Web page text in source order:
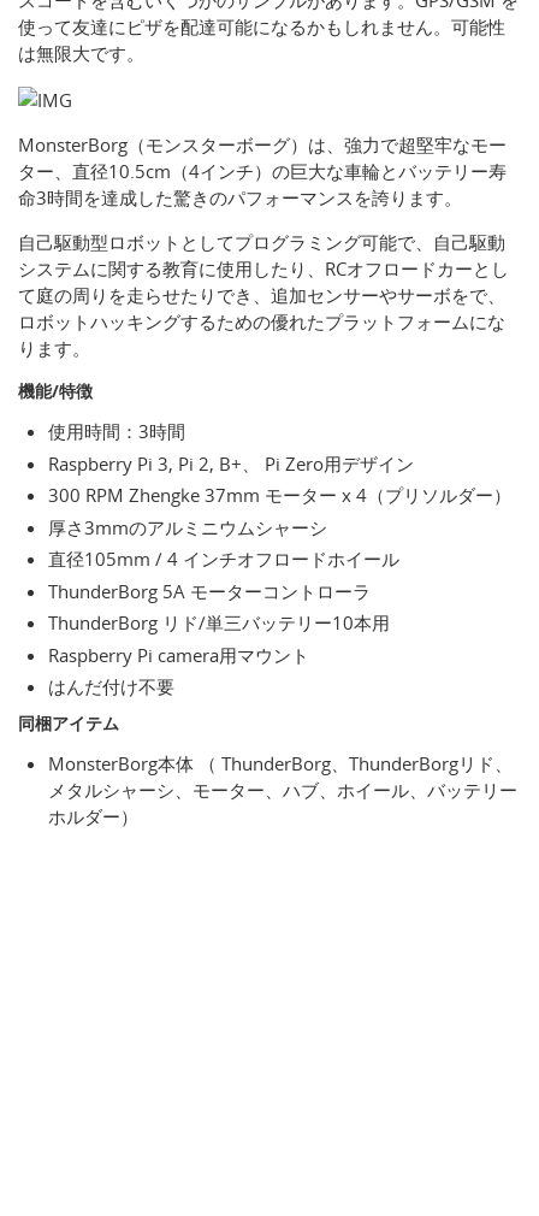
使って友達にピザを配達可能になるかもしれません。可能性
は無限大です。
MonsterBorg（モンスターボーグ）は、強力で超堅牢なモー
ター、直径10.5cm（4インチ）の巨大な車輪とバッテリー寿
命3時間を達成した驚きのパフォーマンスを誇ります。
自己駆動型ロボットとしてプログラミング可能で、自己駆動
システムに関する教育に使用したり、RCオフロードカーとし
て庭の周りを走らせたりでき、追加センサーやサーボをで、
ロボットハッキングするための優れたプラットフォームにな
ります。
機能/特徴
使用時間：3時間
Raspberry Pi 3, Pi 2, B+、 Pi Zero用デザイン
300 RPM Zhengke 37mm モーター x 4（プリソルダー）
厚さ3mmのアルミニウムシャーシ
直径105mm / 4 インチオフロードホイール
ThunderBorg 5A モーターコントローラ
ThunderBorg リド/単三バッテリー10本用
Raspberry Pi camera用マウント
はんだ付け不要
同梱アイテム
MonsterBorg本体 （ ThunderBorg、ThunderBorgリド、
メタルシャーシ、モーター、ハブ、ホイール、バッテリー
ホルダー）